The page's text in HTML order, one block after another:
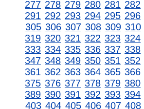
277 278 279 280 281 282
291 292 293 294 295 296
305 306 307 308 309 310
319 320 321 322 323 324
333 334 335 336 337 338
347 348 349 350 351 352
361 362 363 364 365 366
375 376 377 378 379 380
389 390 391 392 393 394
403 404 405 406 407 408